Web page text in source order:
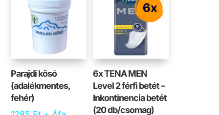
Parajdi kősó
(adalékmentes,
fehér)
6x TENA MEN
Level 2 férfi betét –
Inkontinencia betét
(20 db/csomag)